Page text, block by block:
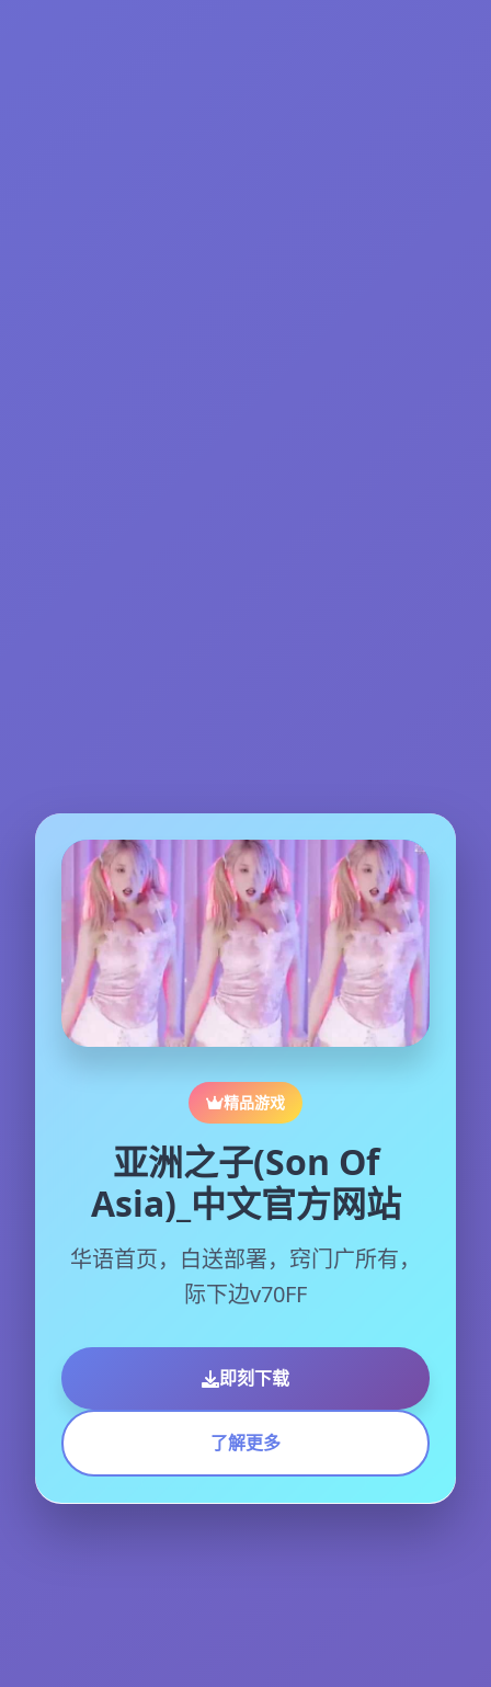
精品游戏
亚洲之子(Son Of
Asia)_中文官方网站
华语首页，白送部署，窍门广所有，
际下边v70FF
即刻下载
了解更多